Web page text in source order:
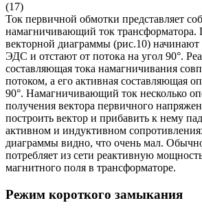
(17)
Ток первичной обмотки представляет
намагничивающий ток трансформатора.
векторной диаграммы (рис.10) начинают
ЭДС и отстают от потока на угол 90°.
составляющая тока намагничивания
потоком, а его активная составляющая
90°. Намагничивающий ток несколько
получения вектора первичного
построить вектор и прибавить к нему
активном и индуктивном
диаграммы видно, что очень мал.
потребляет из сети реактивную
магнитного поля в трансформаторе.
Режим короткого замыкания